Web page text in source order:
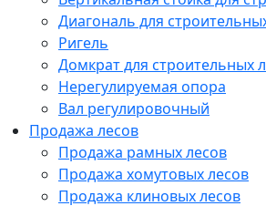
Диагональ для
Ригель
Домкрат для строительных
Нерегулируемая опора
Вал регулировочный
Продажа лесов
Продажа рамных лесов
Продажа хомутовых лесов
Продажа клиновых лесов